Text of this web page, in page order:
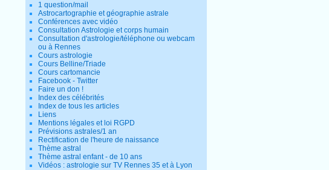
1 question/mail
Astrocartographie et géographie astrale
Conférences avec vidéo
Consultation Astrologie et corps humain
Consultation d'astrologie/téléphone ou webcam
ou à Rennes
Cours astrologie
Cours Belline/Triade
Cours cartomancie
Facebook - Twitter
Faire un don !
Index des célébrités
Index de tous les articles
Liens
Mentions légales et loi RGPD
Prévisions astrales/1 an
Rectification de l'heure de naissance
Thème astral
Thème astral enfant - de 10 ans
Vidéos : astrologie sur TV Rennes 35 et à Lyon